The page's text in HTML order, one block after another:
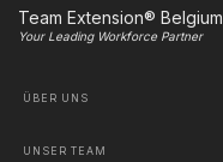
Team Extension® Belgium
Your Leading Workforce Partner
ÜBER UNS
UNSER TEAM